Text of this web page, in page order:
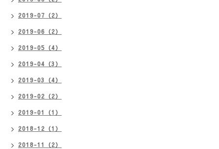
2019-07（2）
2019-06（2）
2019-05（4）
2019-04（3）
2019-03（4）
2019-02（2）
2019-01（1）
2018-12（1）
2018-11（2）